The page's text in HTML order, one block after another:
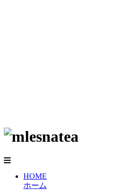
HOME
ホーム